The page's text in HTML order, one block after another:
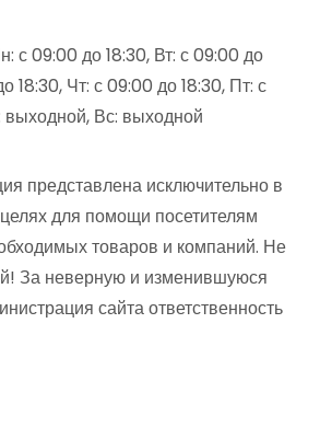
с 09:00 до 18:30, Вт: с 09:00 до
18:30, Чт: с 09:00 до 18:30, Пт: с
выходной, Вс: выходной
представлена исключительно в
для помощи посетителям
товаров и компаний. Не
За неверную и изменившуюся
сайта ответственность